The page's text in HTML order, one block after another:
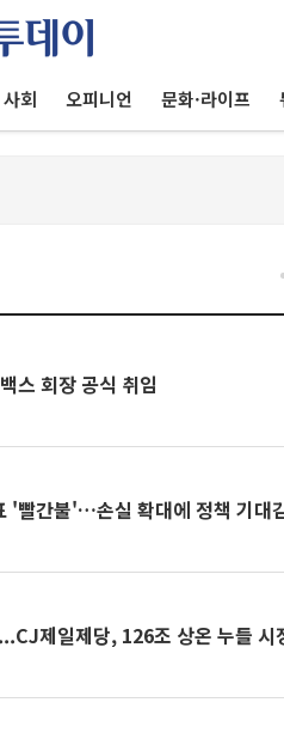
사회 오피니언 문화·라이프
스 회장 공식 취임
'빨간불'…손실 확대에 정책 기대
제일제당, 126조 상온 누들 시